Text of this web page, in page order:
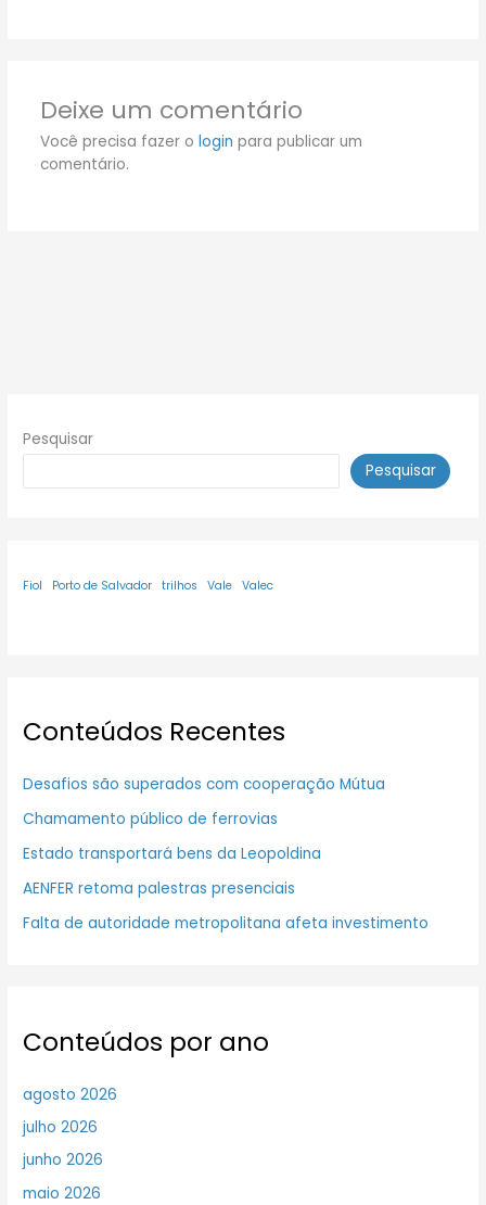
Deixe um comentário
Você precisa fazer o login para publicar um
comentário.
Pesquisar
Pesquisar
Fiol Porto de Salvador trilhos Vale Valec
Conteúdos Recentes
Desafios são superados com cooperação Mútua
Chamamento público de ferrovias
Estado transportará bens da Leopoldina
AENFER retoma palestras presenciais
Falta de autoridade metropolitana afeta investimento
Conteúdos por ano
agosto 2026
julho 2026
junho 2026
maio 2026